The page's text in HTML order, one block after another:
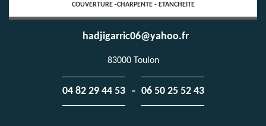
COUVERTURE -CHARPENTE - ETANCHEITE
hadjigarric06@yahoo.fr
83000 Toulon
04 82 29 44 53 - 06 50 25 52 43